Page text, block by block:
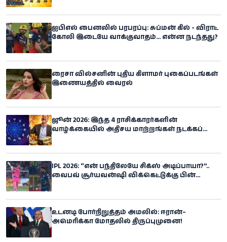
ஐபிஎல் பைனலில் பரபரப்பு: சுப்மன் கில் - விராட்
கோலி இடையே வாக்குவாதம்... என்ன நடந்தது?
ரைசா வில்சனின் புதிய கிளாமர் புகைப்படங்கள்
இணையத்தில் வைரல்
ஜூன் 2026: இந்த 4 ராசிக்காரர்களின்
வாழ்க்கையில் அதிசய மாற்றங்கள் நடக்கப்
IPL 2026: “என் பந்திலேயே சிக்ஸ் அடிப்பாயா?”..
வைபவ் சூர்யவன்ஷி விக்கெட்டுக்கு பின்
உடனடி போர்நிறுத்தம் அமலில்: ஈரான்–
அமெரிக்கா மோதலில் திருப்புமுனை!